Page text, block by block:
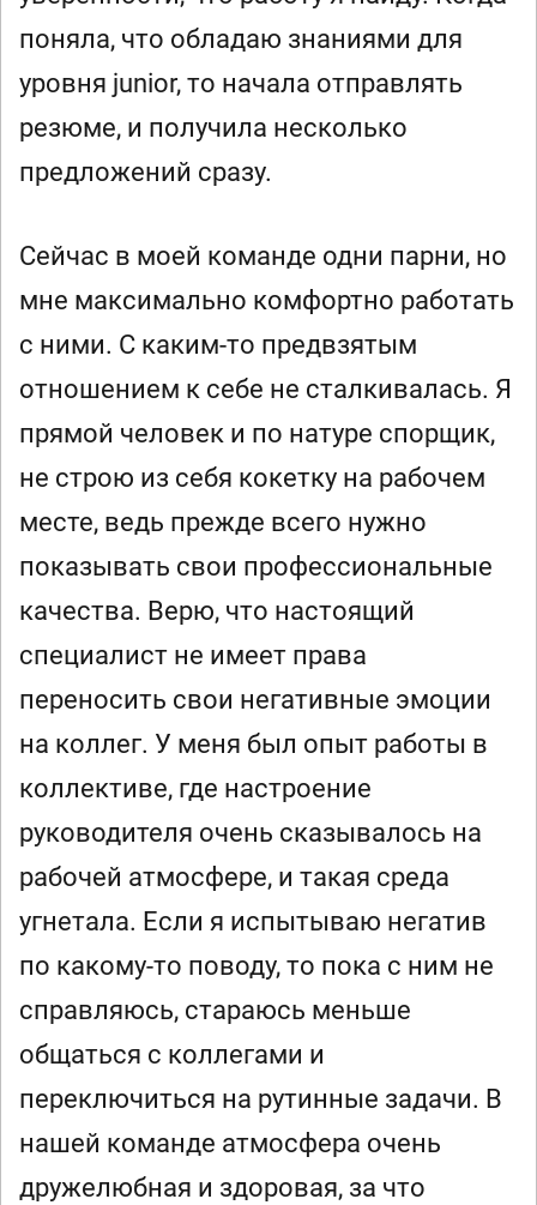
поняла, что обладаю знаниями для
уровня junior, то начала отправлять
резюме, и получила несколько
предложений сразу.
Сейчас в моей команде одни парни, но
мне максимально комфортно работать
с ними. С каким-то предвзятым
отношением к себе не сталкивалась. Я
прямой человек и по натуре спорщик,
не строю из себя кокетку на рабочем
месте, ведь прежде всего нужно
показывать свои профессиональные
качества. Верю, что настоящий
специалист не имеет права
переносить свои негативные эмоции
на коллег. У меня был опыт работы в
коллективе, где настроение
руководителя очень сказывалось на
рабочей атмосфере, и такая среда
угнетала. Если я испытываю негатив
по какому-то поводу, то пока с ним не
справляюсь, стараюсь меньше
общаться с коллегами и
переключиться на рутинные задачи. В
нашей команде атмосфера очень
дружелюбная и здоровая, за что